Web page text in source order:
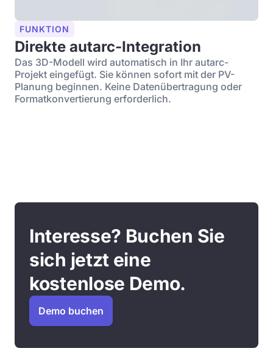
FUNKTION
Direkte autarc-Integration
Das 3D-Modell wird automatisch in Ihr autarc-
Projekt eingefügt. Sie können sofort mit der PV-
Planung beginnen. Keine Datenübertragung oder
Formatkonvertierung erforderlich.
Interesse? Buchen Sie
sich jetzt eine
kostenlose Demo.
Demo buchen